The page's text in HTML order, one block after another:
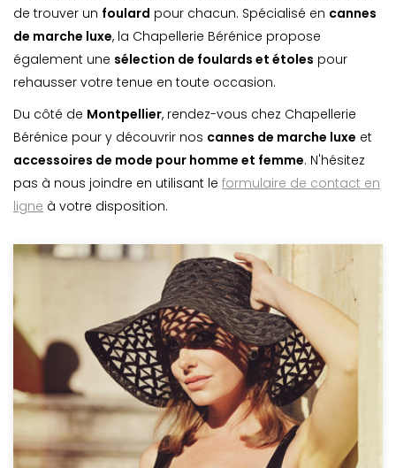
de trouver un foulard pour chacun. Spécialisé en cannes
de marche luxe, la Chapellerie Bérénice propose
également une sélection de foulards et étoles pour
rehausser votre tenue en toute occasion.
Du côté de Montpellier, rendez-vous chez Chapellerie
Bérénice pour y découvrir nos cannes de marche luxe et
accessoires de mode pour homme et femme. N'hésitez
pas à nous joindre en utilisant le formulaire de contact en
ligne à votre disposition.